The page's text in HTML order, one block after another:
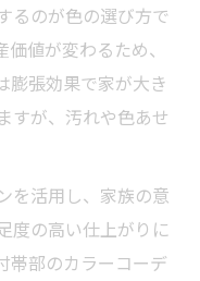
るのが色の選び方で
値が変わるため、
膨張効果で家が大き
すが、汚れや色あせ
を活用し、家族の意
度の高い仕上がりに
帯部のカラーコーデ